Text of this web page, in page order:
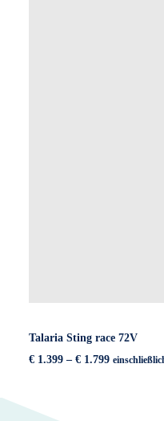
Talaria Sting race 72V
€ 1.399 – € 1.799